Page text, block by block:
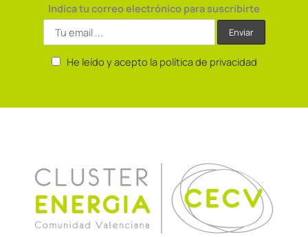
Indica tu correo electrónico para suscribirte
He leído y acepto la política de privacidad